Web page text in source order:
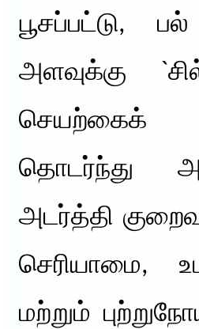
பூசப்பட்டு,
அளவுக்கு
செயற்கைக்
தொடர்ந்து
அடர்த்தி
செரியாமை,
மற்றும்